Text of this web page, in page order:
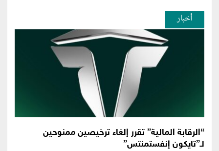
أخبار
“الرقابة المالية” تقرر إلغاء ترخيصين ممنوحين
لـ”تايكون إنفستمنتس”